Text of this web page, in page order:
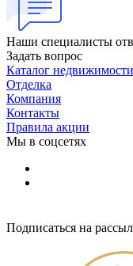
Наши специалисты
Задать вопрос
Каталог недвижимости
Отделка
Компания
Контакты
Правила акции
Мы в соцсетях
Подписаться на